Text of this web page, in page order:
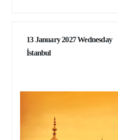
13 January 2027 Wednesday
İstanbul